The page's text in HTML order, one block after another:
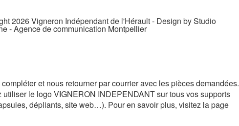
2026 Vigneron Indépendant de l'Hérault - Design by Studio
- Agence de communication Montpellier
et nous retourner par courrier avec les pièces demandées.
le logo VIGNERON INDEPENDANT sur tous vos supports
dépliants, site web…). Pour en savoir plus, visitez la page